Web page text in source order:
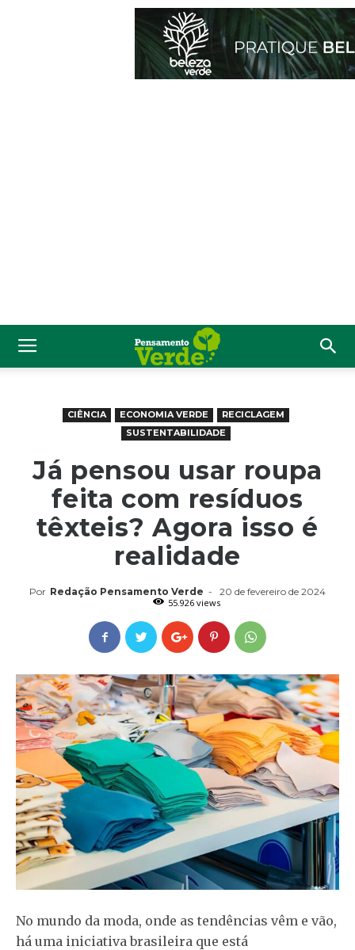
CIÊNCIA ECONOMIA VERDE
RECICLAGEM
SUSTENTABILIDADE
Já pensou usar roupa
feita com resíduos
têxteis? Agora isso é
realidade
Por Redação Pensamento Verde -
20 de fevereiro de 2024
55.926 views
No mundo da moda, onde as tendências vêm e vão,
há uma iniciativa brasileira que está